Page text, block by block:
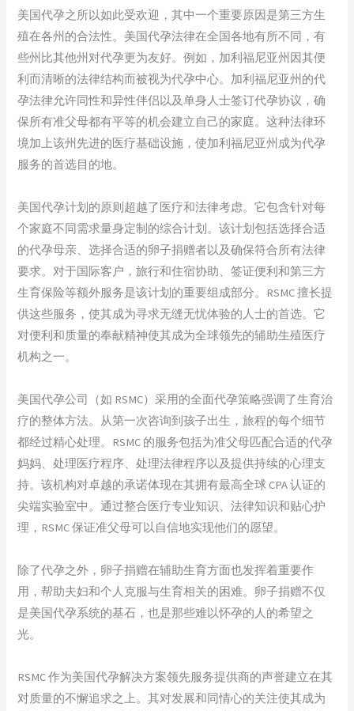
美国代孕之所以如此受欢迎，其中一个重要原因是第三方生
殖在各州的合法性。美国代孕法律在全国各地有所不同，有
些州比其他州对代孕更为友好。例如，加利福尼亚州因其便
利而清晰的法律结构而被视为代孕中心。加利福尼亚州的代
孕法律允许同性和异性伴侣以及单身人士签订代孕协议，确
保所有准父母都有平等的机会建立自己的家庭。这种法律环
境加上该州先进的医疗基础设施，使加利福尼亚州成为代孕
服务的首选目的地。
美国代孕计划的原则超越了医疗和法律考虑。它包含针对每
个家庭不同需求量身定制的综合计划。该计划包括选择合适
的代孕母亲、选择合适的卵子捐赠者以及确保符合所有法律
要求。对于国际客户，旅行和住宿协助、签证便利和第三方
生育保险等额外服务是该计划的重要组成部分。RSMC 擅长提
供这些服务，使其成为寻求无缝无忧体验的人士的首选。它
对便利和质量的奉献精神使其成为全球领先的辅助生殖医疗
机构之一。
美国代孕公司（如 RSMC）采用的全面代孕策略强调了生育治
疗的整体方法。从第一次咨询到孩子出生，旅程的每个细节
都经过精心处理。RSMC 的服务包括为准父母匹配合适的代孕
妈妈、处理医疗程序、处理法律程序以及提供持续的心理支
持。该机构对卓越的承诺体现在其拥有最高全球 CPA 认证的
尖端实验室中。通过整合医疗专业知识、法律知识和贴心护
理，RSMC 保证准父母可以自信地实现他们的愿望。
除了代孕之外，卵子捐赠在辅助生育方面也发挥着重要作
用，帮助夫妇和个人克服与生育相关的困难。卵子捐赠不仅
是美国代孕系统的基石，也是那些难以怀孕的人的希望之
光。
RSMC 作为美国代孕解决方案领先服务提供商的声誉建立在其
对质量的不懈追求之上。其对发展和同情心的关注使其成为